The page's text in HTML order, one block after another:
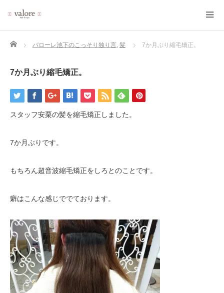
Home バローレ池下のこっそり独り言, 髪 7か月ぶり縮毛矯正。
7か月ぶり縮毛矯正。
スタッフ安栗の髪を縮毛矯正しました。
7か月ぶりです。
もちろん超音波縮毛矯正をしろとのことです。
癖はこんな感じででております。